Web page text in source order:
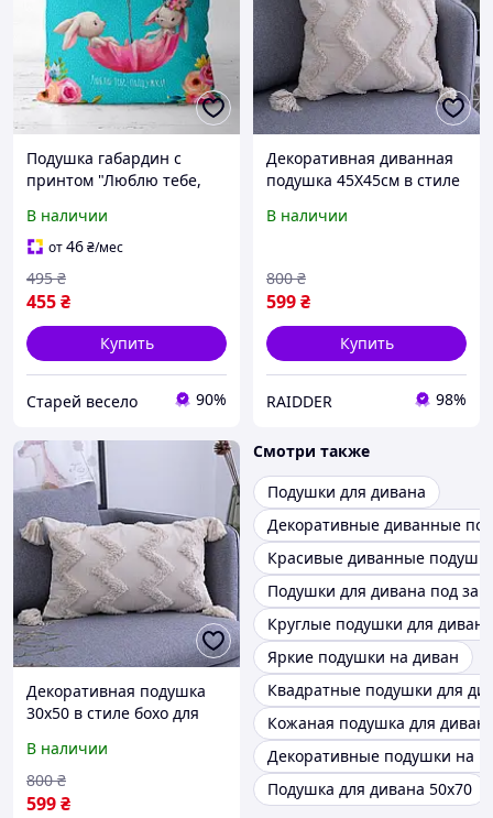
Подушка габардин с
принтом "Люблю тебе,
В наличии
от46₴/мес
455₴
495 ₴
Купить
Cтарей весело 90%
Декоративная диванная
подушка 45Х45см в стиле
Зигзаг (60049/52)
В наличии
599₴
800 ₴
Купить
RAIDDER 98%
Декоративная подушка
30х50 в стиле бохо для
Бежевая Зигзаг (60050/51)
В наличии
599₴
800 ₴
Смотри также
Подушки для дивана
Декоративные диванные
Красивые диванные
Подушки для дивана под
Круглые подушки для дивана
Яркие подушки на диван
Квадратные подушки для
Кожаная подушка для
Декоративные подушки на
Подушка для дивана 50х70